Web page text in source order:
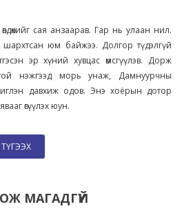
сая анзаарав. Гар нь улаан нил.
шархтсан юм байжээ. Долгор түдэлгүй
эр хүний хувцас өмсгүүлэв. Дорж
нэжгээд морь унаж, Дамнуурчны
давхиж одов. Энэ хоёрын дотор
өгүүлэх юун.
ТҮГЭЭХ
МАГАДГҮЙ